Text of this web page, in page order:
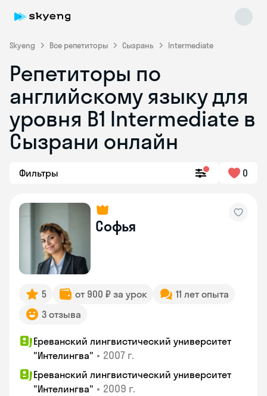
Skyeng Все репетиторы Сызрань Intermediate
Репетиторы по
английскому языку для
уровня B1 Intermediate в
Сызрани онлайн
Фильтры 0
Софья
5 от 900 ₽ за урок
11 лет опыта
3 отзыва
Ереванский лингвистический университет
"Интелингва" • 2007 г.
Ереванский лингвистический университет
"Интелингва" • 2009 г.
Skyeng Chat